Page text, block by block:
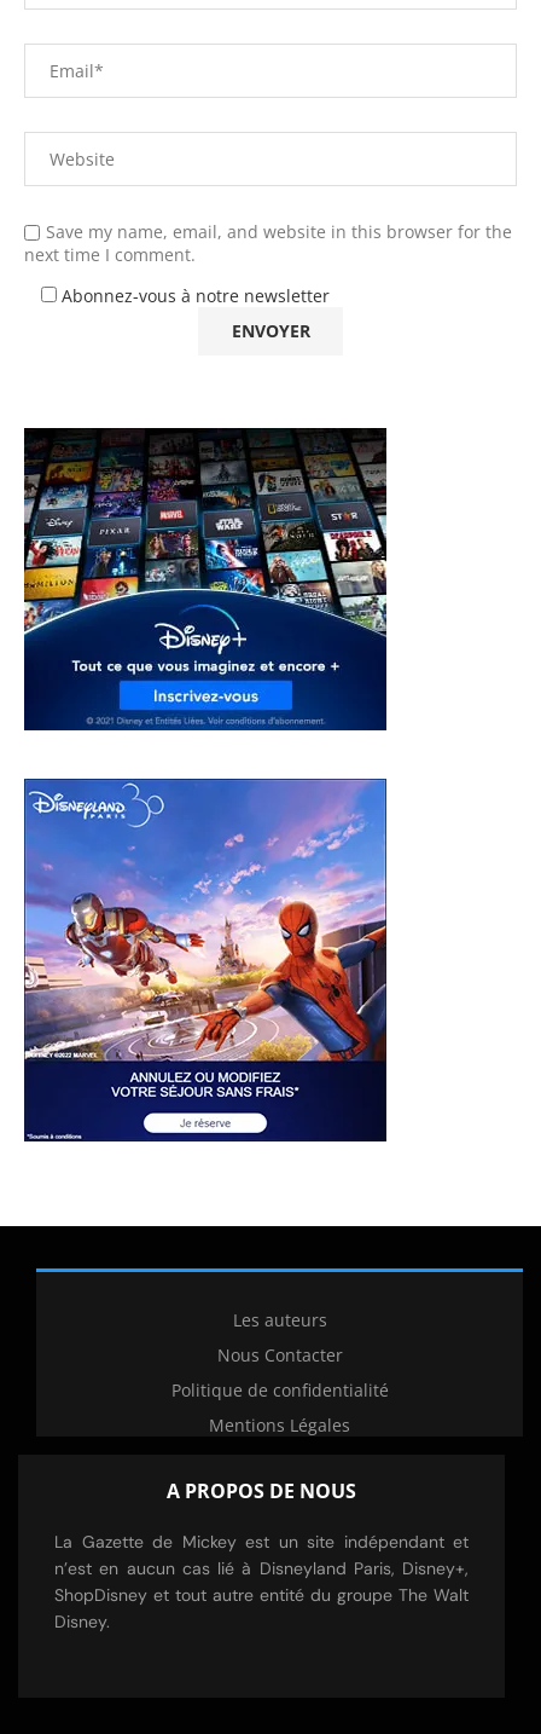
Save my name, email, and website in this browser for the
next time I comment.
Abonnez-vous à notre newsletter
Les auteurs
Nous Contacter
Politique de confidentialité
Mentions Légales
A PROPOS DE NOUS
La Gazette de Mickey est un site indépendant et
n’est en aucun cas lié à Disneyland Paris, Disney+,
ShopDisney et tout autre entité du groupe The Walt
Disney.